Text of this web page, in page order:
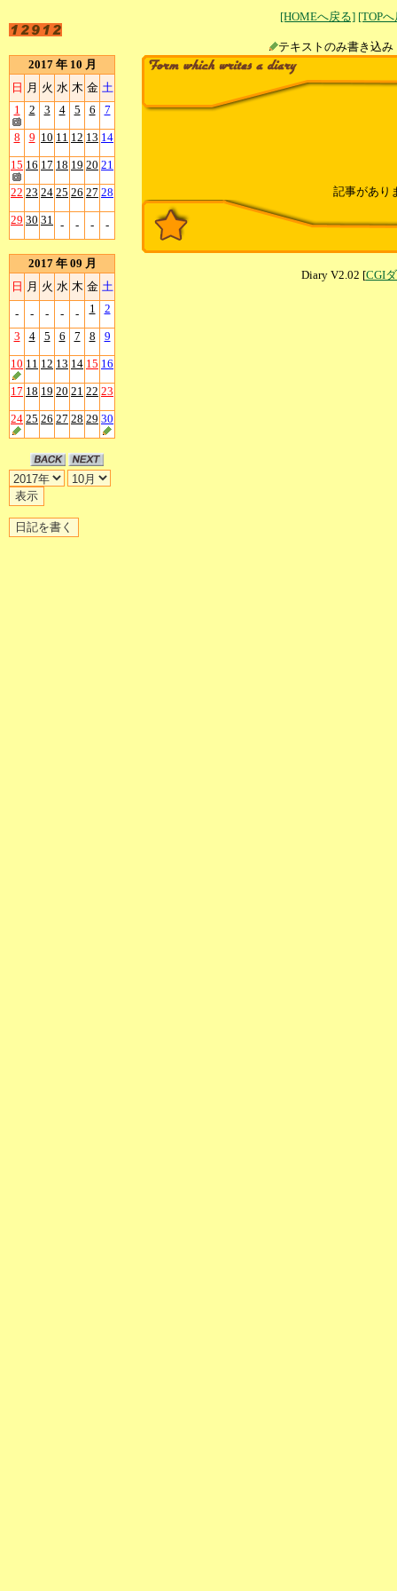
[HOMEへ戻る] [TOP
テキストのみ書
2017 年 10 月
日 月 火 水 木 金 土
1
2 3 4 5 6 7
8 9 10 11 12 13 14
15 16 17 18 19 20 21
22 23 24 25 26 27 28
29 30 31 - - - -
2017 年 09 月
日 月 火 水 木 金 土
- - - - - 1 2
3 4 5 6 7 8 9
10 11 12 13 14 15 16
17 18 19 20 21 22 23
24 25 26 27 28 29 30
記事があり
Diary V2.02 [CGI